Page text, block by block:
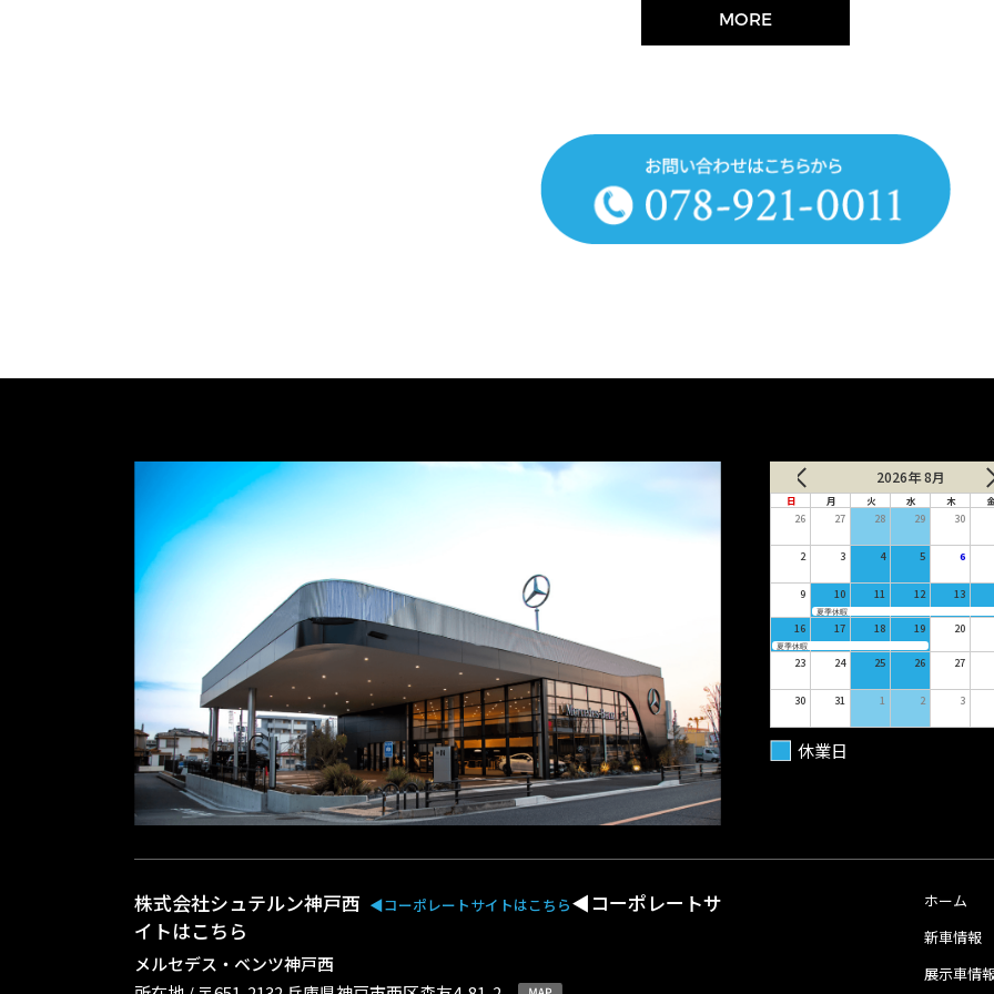
MORE
2026年 8月
日 月 火 水 木 金
26 27 28 29 30
2 3 4 5 6
9 10 11 12 13
夏季休暇
16 17 18 19 20
夏季休暇
23 24 25 26 27
30 31 1 2 3
休業日
株式会社シュテルン神戸西 ◀︎コーポレートサイトはこちら◀︎コーポレートサ
イトはこちら
メルセデス・ベンツ神戸西
ホーム
新車情報
展示車情